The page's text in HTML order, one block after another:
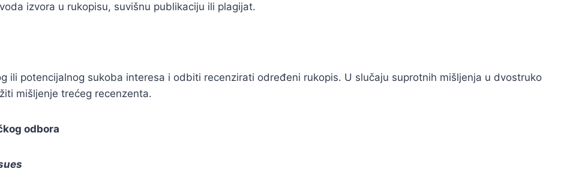
izvora u rukopisu, suvišnu publikaciju ili plagijat.
ili potencijalnog sukoba interesa i odbiti recenzirati određeni rukopis. U slučaju suprotnih mišljenja u dvostruko
mišljenje trećeg recenzenta.
odbora